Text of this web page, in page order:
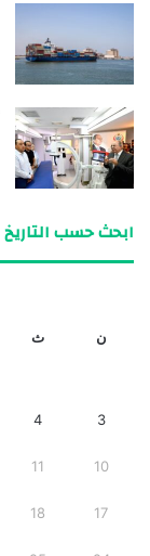
ابحث حسب التاريخ
ن ث
3
4
10
11
17
18